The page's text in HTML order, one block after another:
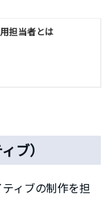
担当者とは
ブ）
ィブの制作を担